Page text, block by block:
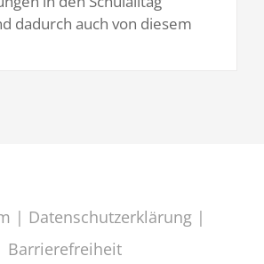
dadurch auch von diesem
| Datenschutzerklärung|
Barrierefreiheit